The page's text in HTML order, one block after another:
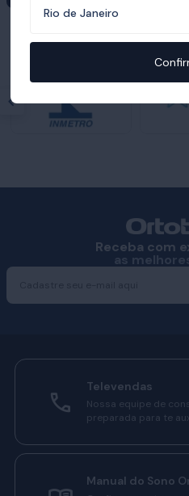
Ortobom
Receba com
as
Televendas
Nossa equipe de
preparada para te
Manual do Sono